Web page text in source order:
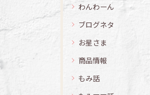
わんわーん
ブログネタ
お星さま
商品情報
もみ話